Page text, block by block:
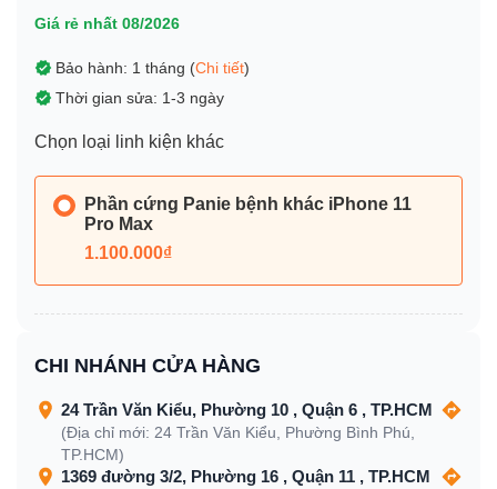
Giá rẻ nhất 08/2026
Bảo hành: 1 tháng (Chi tiết)
Thời gian sửa: 1-3 ngày
Chọn loại linh kiện khác
Phần cứng Panie bệnh khác iPhone 11
Pro Max
1.100.000₫
CHI NHÁNH CỬA HÀNG
24 Trần Văn Kiểu, Phường 10 , Quận 6 , TP.HCM
(Địa chỉ mới: 24 Trần Văn Kiểu, Phường Bình Phú,
TP.HCM)
1369 đường 3/2, Phường 16 , Quận 11 , TP.HCM